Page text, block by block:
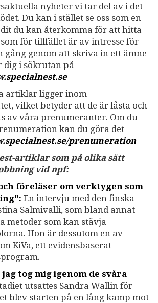
nyheter vi tar del av i det
Du kan i stället se oss som en
du kan återkomma för att hitta
för tillfället är av intresse för
gång genom att skriva in ett ämne
dig i sökrutan på
artiklar ligger inom
vilket betyder att de är låsta och
av våra prenumeranter. Om du
kan du göra det
/prenumeration
artiklar som på olika sätt
vid npf:
föreläser om verktygen som
En intervju med den finska
Salmivalli, som bland annat
metoder som kan stävja
Hon är dessutom en av
KiVa, ett evidensbaserat
tog mig igenom de svåra
utsattes Sandra Wallin för
blev starten på en lång kamp mot